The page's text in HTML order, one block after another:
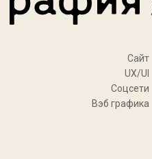
Cайт
UX/UI
Соцсети
Вэб графика